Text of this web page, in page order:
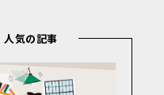
人気の記事